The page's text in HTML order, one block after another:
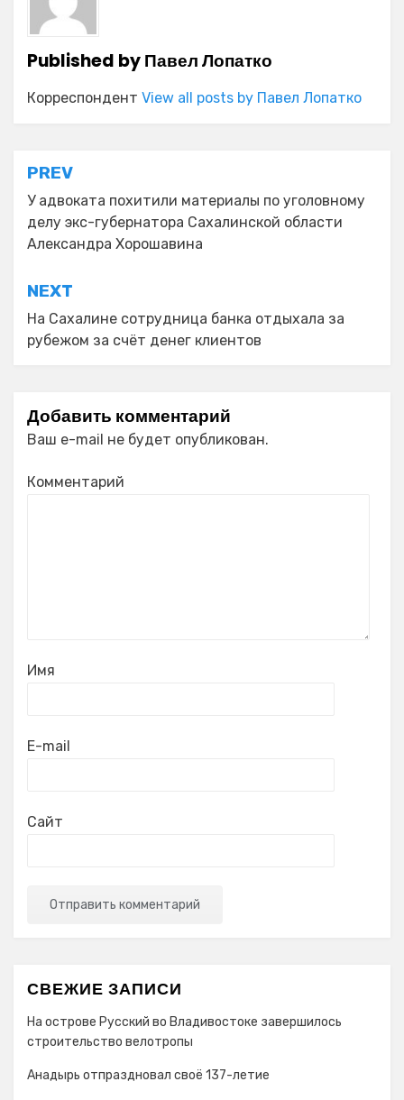
Published byПавел Лопатко
Корреспондент View all posts by Павел Лопатко
Навигация
по
записям
PREV
У адвоката похитили материалы по уголовному
делу экс-губернатора Сахалинской области
Александра Хорошавина
NEXT
На Сахалине сотрудница банка отдыхала за
рубежом за счёт денег клиентов
Добавить комментарий
Ваш e-mail не будет опубликован.
Комментарий
Имя
E-mail
Сайт
СВЕЖИЕ ЗАПИСИ
На острове Русский во Владивостоке завершилось
строительство велотропы
Анадырь отпраздновал своё 137-летие